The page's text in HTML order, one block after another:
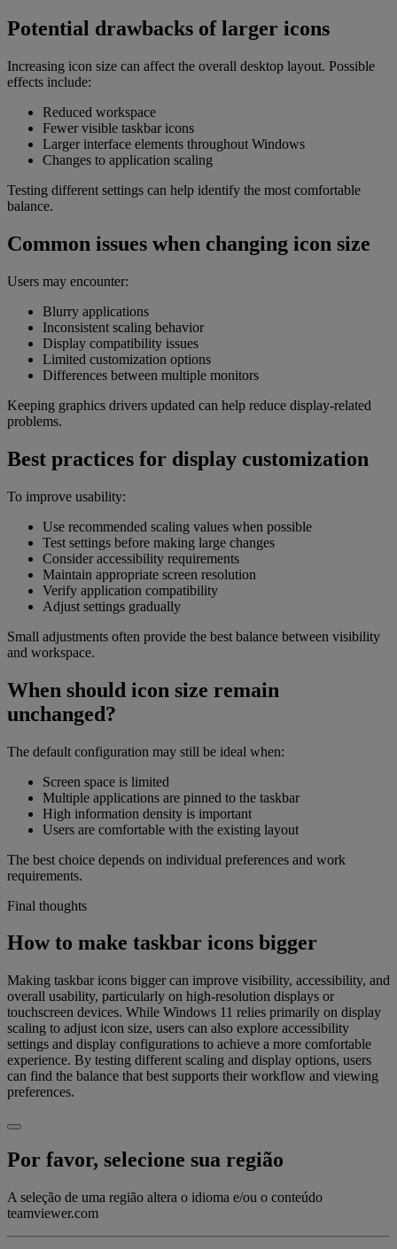
Potential drawbacks of larger icons
Increasing icon size can affect the overall desktop layout. Possible
effects include:
Reduced workspace
Fewer visible taskbar icons
Larger interface elements throughout Windows
Changes to application scaling
Testing different settings can help identify the most comfortable
balance.
Common issues when changing icon size
Users may encounter:
Blurry applications
Inconsistent scaling behavior
Display compatibility issues
Limited customization options
Differences between multiple monitors
Keeping graphics drivers updated can help reduce display-related
problems.
Best practices for display customization
To improve usability:
Use recommended scaling values when possible
Test settings before making large changes
Consider accessibility requirements
Maintain appropriate screen resolution
Verify application compatibility
Adjust settings gradually
Small adjustments often provide the best balance between visibility
and workspace.
When should icon size remain
unchanged?
The default configuration may still be ideal when:
Screen space is limited
Multiple applications are pinned to the taskbar
High information density is important
Users are comfortable with the existing layout
The best choice depends on individual preferences and work
requirements.
Final thoughts
How to make taskbar icons bigger
Making taskbar icons bigger can improve visibility, accessibility, and
overall usability, particularly on high-resolution displays or
touchscreen devices. While Windows 11 relies primarily on display
scaling to adjust icon size, users can also explore accessibility
settings and display configurations to achieve a more comfortable
experience. By testing different scaling and display options, users
can find the balance that best supports their workflow and viewing
preferences.
Por favor, selecione sua região
A seleção de uma região altera o idioma e/ou o conteúdo
teamviewer.com